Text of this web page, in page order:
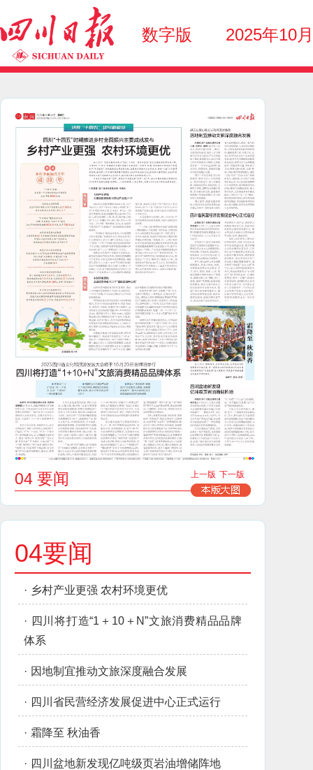
数字版 2025年10
04 要闻 上一版 下一版
04要闻
· 乡村产业更强 农村环境更优
· 四川将打造“1＋10＋N”文旅消费精品品牌
体系
· 因地制宜推动文旅深度融合发展
· 四川省民营经济发展促进中心正式运行
· 霜降至 秋油香
· 四川盆地新发现亿吨级页岩油增储阵地